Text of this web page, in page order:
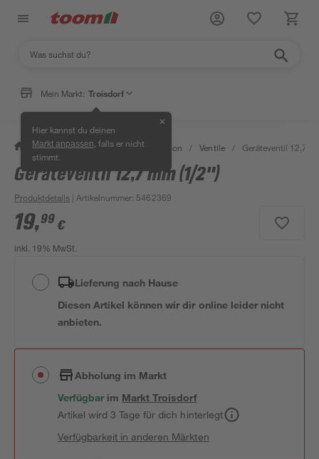
Mein Markt: Troisdorf
Hier kannst du deinen
Markt anpassen , falls er nicht
stimmt.
✕
/ Bad & Sanitär / Sanitärinstallation / Ventile / Geräteventil 12,7
Geräteventil 12,7 mm (1/2")
Produktdetails | Artikelnummer: 5462369
19,99 €
inkl. 19% MwSt.
Lieferung nach Hause
Diesen Artikel können wir dir online leider nicht
anbieten.
Abholung im Markt
Verfügbar im MarktTroisdorf
Artikel wird 3 Tage für dich hinterlegt
Verfügbarkeit in anderen Märkten